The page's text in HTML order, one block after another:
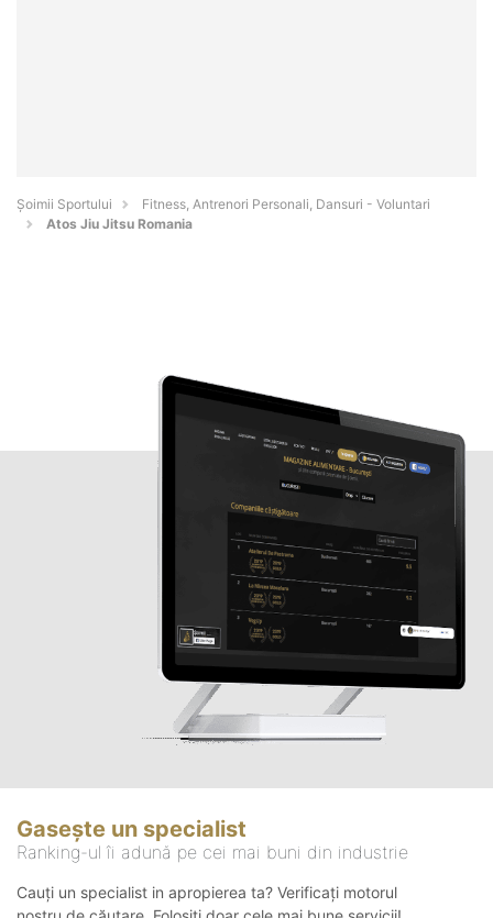
Șoimii Sportului
Fitness, Antrenori Personali, Dansuri - Voluntari
Atos Jiu Jitsu Romania
Gasește un specialist
Ranking-ul îi adună pe cei mai buni din industrie
Cauți un specialist in apropierea ta? Verificați motorul